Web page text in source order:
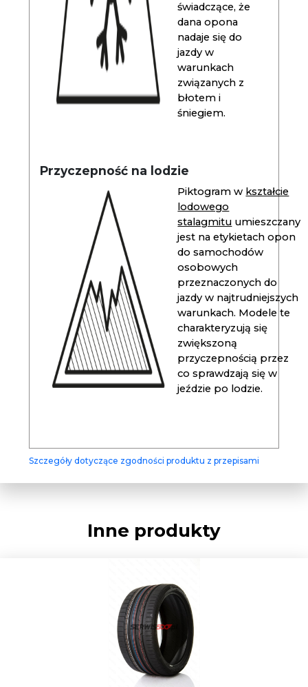
świadczące, że
dana opona
nadaje się do
jazdy w
warunkach
związanych z
błotem i
śniegiem.
Przyczepność na lodzie
Piktogram w kształcie
lodowego
stalagmitu umieszczany
jest na etykietach opon
do samochodów
osobowych
przeznaczonych do
jazdy w najtrudniejszych
warunkach. Modele te
charakteryzują się
zwiększoną
przyczepnością przez
co sprawdzają się w
jeździe po lodzie.
Szczegóły dotyczące zgodności produktu z przepisami
Inne produkty